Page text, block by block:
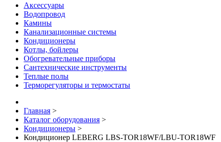
Аксессуары
Водопровод
Камины
Канализационные системы
Кондиционеры
Котлы, бойлеры
Обогревательные приборы
Сантехнические инструменты
Теплые полы
Терморегуляторы и термостаты
Главная >
Каталог оборудования >
Кондиционеры >
Кондиционер LEBERG LBS-TOR18WF/LBU-TOR18WF